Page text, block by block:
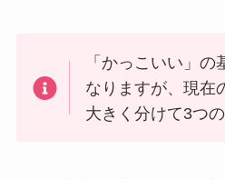
「かっこいい」
なりますが、現在
大きく分けて3つ